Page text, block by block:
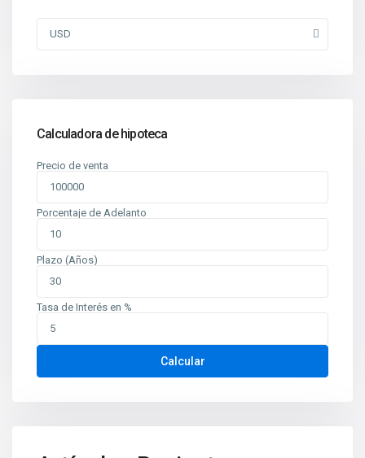
USD
Calculadora de hipoteca
Precio de venta
Porcentaje de Adelanto
Plazo (Años)
Tasa de Interés en %
Calcular